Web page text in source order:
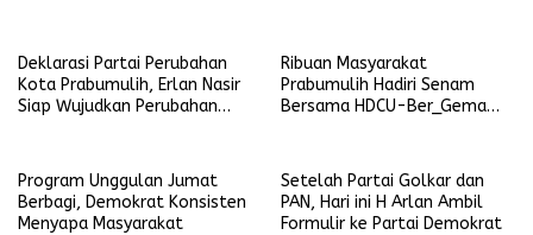
Deklarasi Partai Perubahan
Kota Prabumulih, Erlan Nasir
Siap Wujudkan Perubahan
Ribuan Masyarakat
Prabumulih Hadiri Senam
Bersama HDCU-Ber_Gema
Program Unggulan Jumat
Berbagi, Demokrat Konsisten
Menyapa Masyarakat
Setelah Partai Golkar dan
PAN, Hari ini H Arlan Ambil
Formulir ke Partai Demokrat